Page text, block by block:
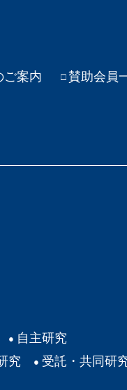
ご案内
賛助会員
自主研究
究 受託・共同研